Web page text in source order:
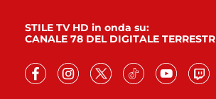
STILE TV HD in onda su:
CANALE 78 DEL DIGITALE